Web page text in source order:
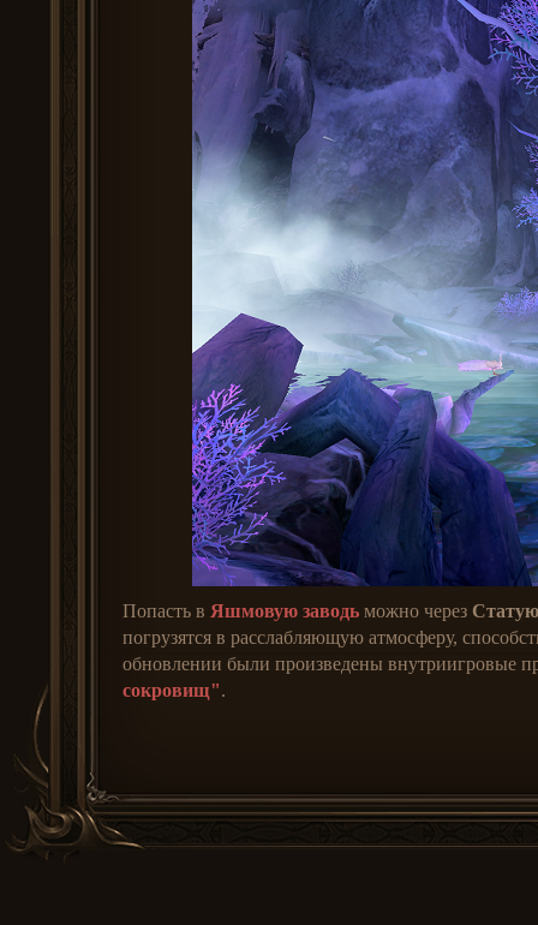
Попасть в Яшмовую заводь можно через
погрузятся в расслабляющую атмосферу,
обновлении были произведены внутриигровые
сокровищ".